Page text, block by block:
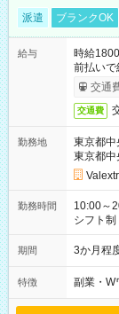
派遣 ブランクOK
給与
時給
前払いで
交通
交通費
勤務地
東京都中
東京都
勤務時間
10:00～20:00 実働7.5時間／休憩1.5時
シフト制
期間 3か月程
特徴 副業・W